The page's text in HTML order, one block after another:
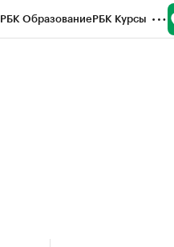
РБК ОбразованиеРБК Курсы